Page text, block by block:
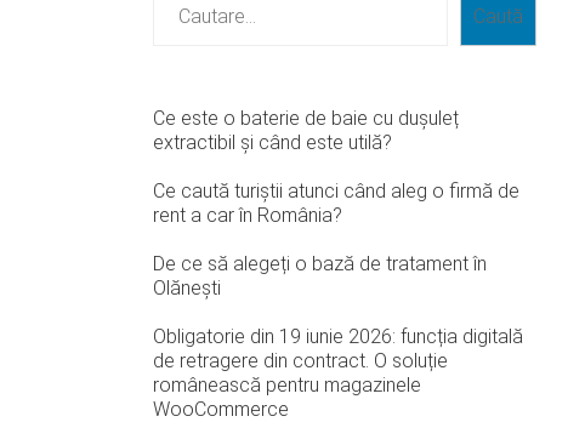
Caută
Ce este o baterie de baie cu dușuleț
extractibil și când este utilă?
Ce caută turiștii atunci când aleg o firmă de
rent a car în România?
De ce să alegeți o bază de tratament în
Olănești
Obligatorie din 19 iunie 2026: funcția digitală
de retragere din contract. O soluție
românească pentru magazinele
WooCommerce